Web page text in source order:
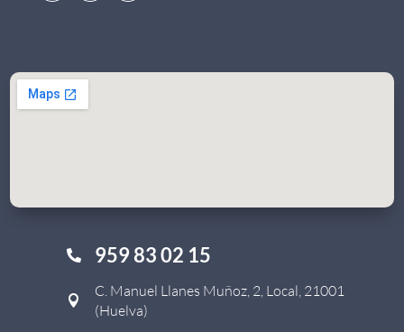
 959 83 02 15

C. Manuel Llanes Muñoz, 2, Local, 21001
(Huelva)